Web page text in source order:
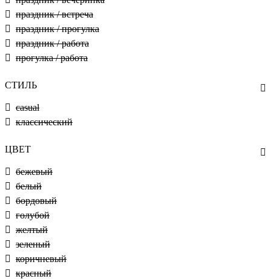
праздник / встреча
праздник / прогулка
праздник / работа
прогулка / работа
СТИЛЬ
casual
классический
ЦВЕТ
бежевый
белый
бордовый
голубой
желтый
зеленый
коричневый
красный